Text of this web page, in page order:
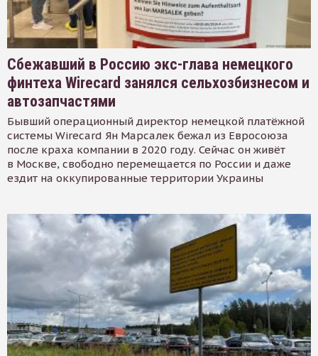
Сбежавший в Россию экс-глава немецкого
финтеха Wirecard занялся сельхозбизнесом и
автозапчастями
Бывший операционный директор немецкой платёжной
системы Wirecard Ян Марсалек бежал из Евросоюза
после краха компании в 2020 году. Сейчас он живёт
в Москве, свободно перемещается по России и даже
ездит на оккупированные территории Украины